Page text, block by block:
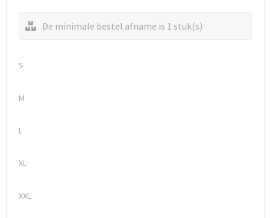
De minimale bestel afname is 1 stuk(s)
S
M
L
XL
XXL